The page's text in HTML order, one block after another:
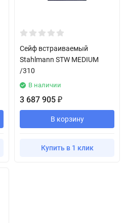
Сейф встраиваемый
Stahlmann STW MEDIUM
/310
В наличии
3 687 905 ₽
В корзину
Купить в 1 клик